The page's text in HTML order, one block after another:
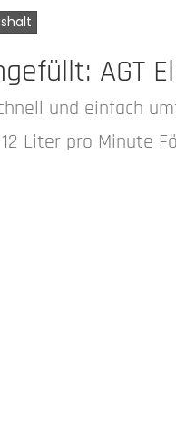
AGT
und einfach
Liter pro Minute